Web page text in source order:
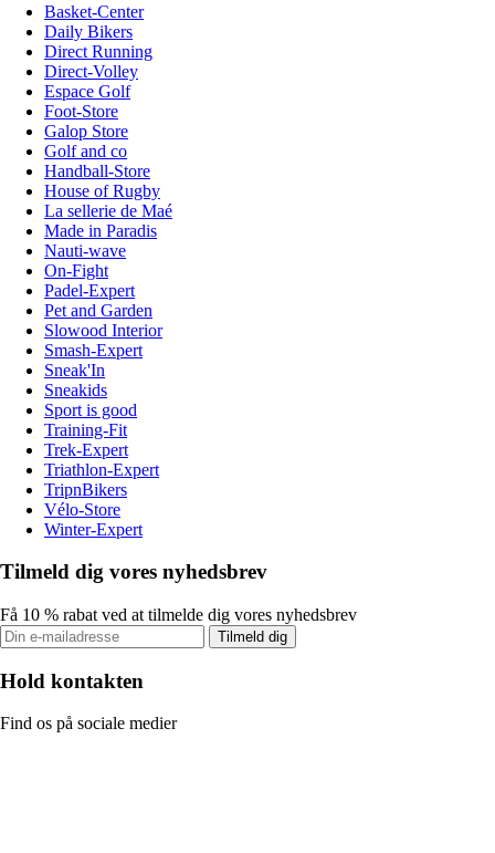
Basket-Center
Daily Bikers
Direct Running
Direct-Volley
Espace Golf
Foot-Store
Galop Store
Golf and co
Handball-Store
House of Rugby
La sellerie de Maé
Made in Paradis
Nauti-wave
On-Fight
Padel-Expert
Pet and Garden
Slowood Interior
Smash-Expert
Sneak'In
Sneakids
Sport is good
Training-Fit
Trek-Expert
Triathlon-Expert
TripnBikers
Vélo-Store
Winter-Expert
Tilmeld dig vores nyhedsbrev
Få 10 % rabat ved at tilmelde dig vores nyhedsbrev
Tilmeld dig
Hold kontakten
Find os på sociale medier